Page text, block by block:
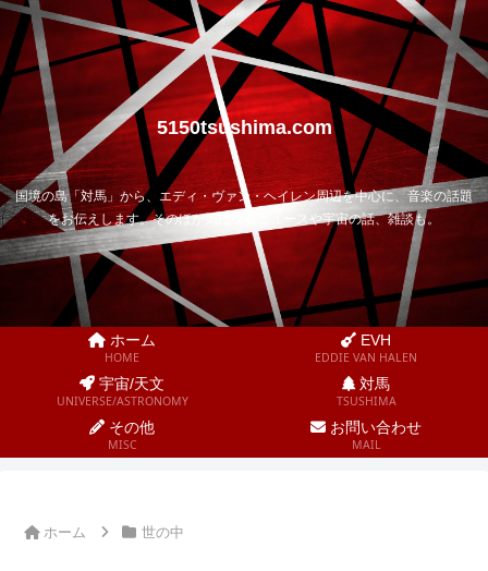
5150tsushima.com
国境の島「対馬」から、エディ・ヴァン・ヘイレン周辺を中心に、音楽の話題
をお伝えします。そのほか気になるニュースや宇宙の話、雑談も。
ホーム
HOME
EVH
EDDIE VAN HALEN
宇宙/天文
UNIVERSE/ASTRONOMY
対馬
TSUSHIMA
その他
MISC
お問い合わせ
MAIL
ホーム 世の中